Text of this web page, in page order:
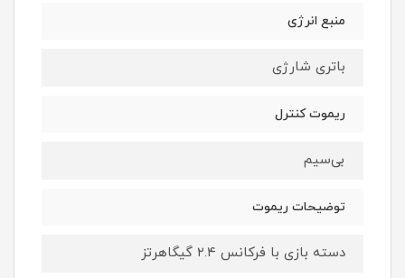
منبع انرژی
باتری شارژی
ریموت کنترل
بی‌سیم
توضیحات ریموت
دسته بازی با فرکانس ۲.۴ گیگاهرتز